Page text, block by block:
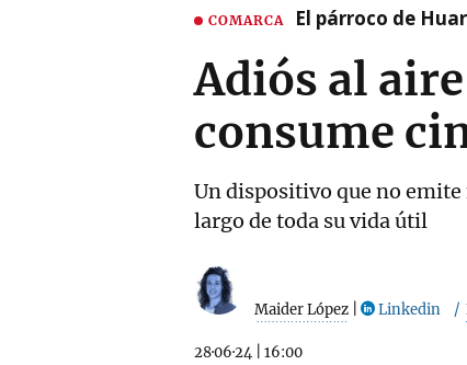
COMARCA El párroco de
Adiós al
consume
Un dispositivo que no
largo de toda su vida útil
Maider López Linkedin
28·06·24 16:00